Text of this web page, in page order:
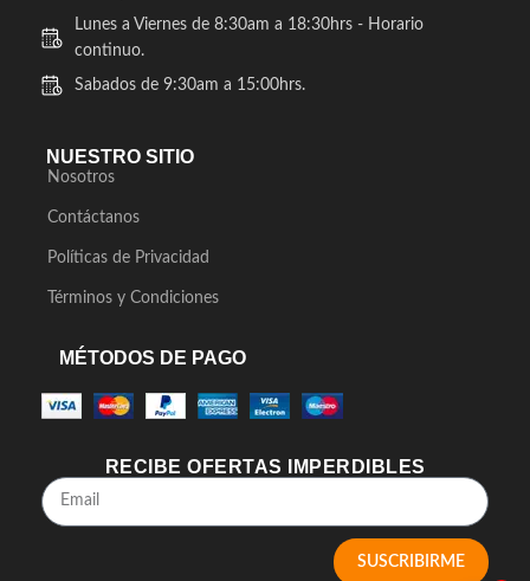
Lunes a Viernes de 8:30am a 18:30hrs - Horario
continuo.
Sabados de 9:30am a 15:00hrs.
NUESTRO SITIO
Nosotros
Contáctanos
Políticas de Privacidad
Términos y Condiciones
MÉTODOS DE PAGO
RECIBE OFERTAS IMPERDIBLES
SUSCRIBIRME